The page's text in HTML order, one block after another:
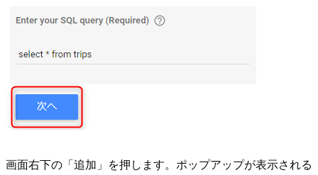
画面右下の「追加」を押します。ポップアップが表示される